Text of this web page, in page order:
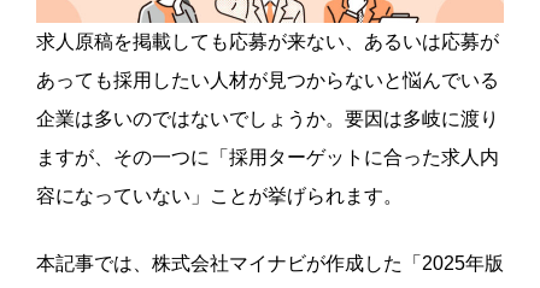
求人原稿を掲載しても応募が来ない、あるいは応募が
あっても採用したい人材が見つからないと悩んでいる
企業は多いのではないでしょうか。要因は多岐に渡り
ますが、その一つに「採用ターゲットに合った求人内
容になっていない」ことが挙げられます。
本記事では、株式会社マイナビが作成した「2025年版